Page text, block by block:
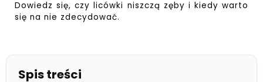
Dowiedz się, czy licówki niszczą zęby i kiedy warto
się na nie zdecydować.
Spis treści